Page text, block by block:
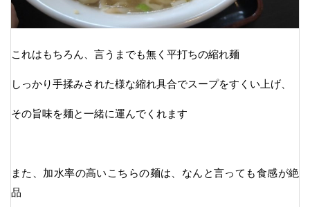
これはもちろん、言うまでも無く平打ちの縮れ麺
しっかり手揉みされた様な縮れ具合でスープをすくい上げ、
その旨味を麺と一緒に運んでくれます
また、加水率の高いこちらの麺は、なんと言っても食感が絶
品